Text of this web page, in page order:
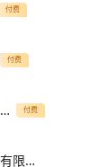
付费
付费
防灾减灾宣传教育活动总结优秀范文 付费
顺平县通盛农村土地整理有限公司介绍企业发展分析报告